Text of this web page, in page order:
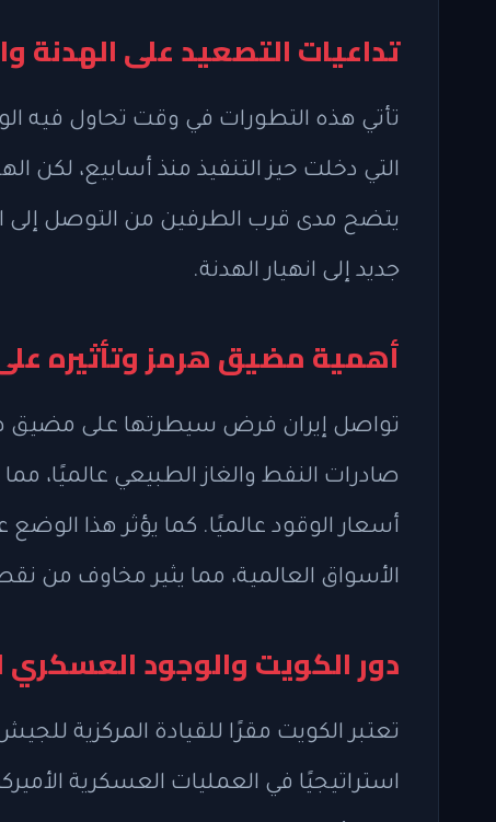
تداعيات التصعيد على الهدنة
تأتي هذه التطورات في وقت تحاول فيه
التي دخلت حيز التنفيذ منذ أسابيع، لكن
يتضح مدى قرب الطرفين من التوصل
جديد إلى انهيار الهدنة.
أهمية مضيق هرمز وتأثيره
تواصل إيران فرض سيطرتها على مضيق
صادرات النفط والغاز الطبيعي عالميًا،
أسعار الوقود عالميًا. كما يؤثر هذا الوضع
الأسواق العالمية، مما يثير مخاوف من
دور الكويت والوجود العسكري
تعتبر الكويت مقرًا للقيادة المركزية
استراتيجيًا في العمليات العسكرية